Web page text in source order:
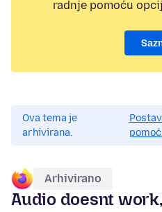
radnje pomoću
Ova tema je
arhivirana.
Arhivirano
Audio doesnt